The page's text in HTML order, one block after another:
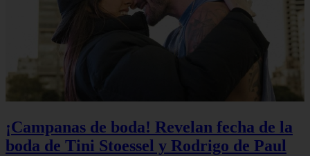
¡Campanas de boda! Revelan fecha de la
boda de Tini Stoessel y Rodrigo de Paul